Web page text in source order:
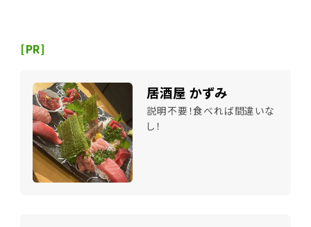
[PR]
居酒屋 かずみ
説明不要！食べれば間違いな
し！